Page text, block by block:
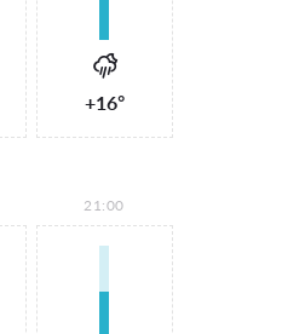
+16°
21:00